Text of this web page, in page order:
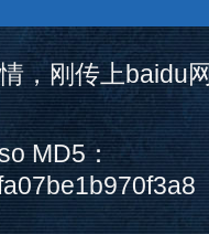
，刚传上baidu
MD5：